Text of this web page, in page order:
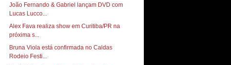
João Fernando & Gabriel lançam DVD com
Lucas Lucco...
Alex Fava realiza show em Curitiba/PR na
próxima s...
Bruna Viola está confirmada no Caldas
Rodeio Festi...